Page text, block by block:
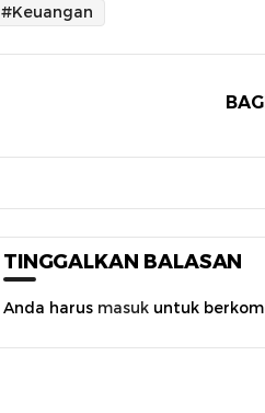
#Keuangan
TINGGALKAN BALASAN
Anda harus masuk untuk